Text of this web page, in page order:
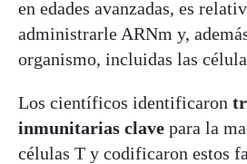
en edades avanzadas, es
administrarle ARNm y,
organismo, incluidas las
Los científicos identificaron
inmunitarias clave para la
células T y codificaron estos